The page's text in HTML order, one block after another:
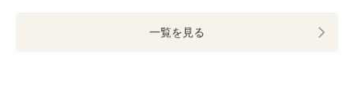
一覧を見る